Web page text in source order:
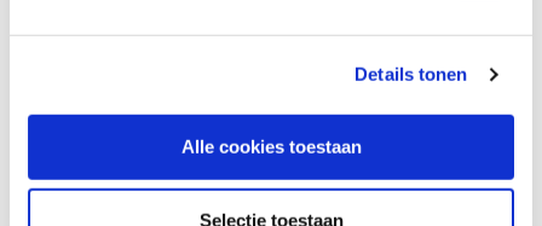
Details tonen
Alle cookies toestaan
Selectie toestaan